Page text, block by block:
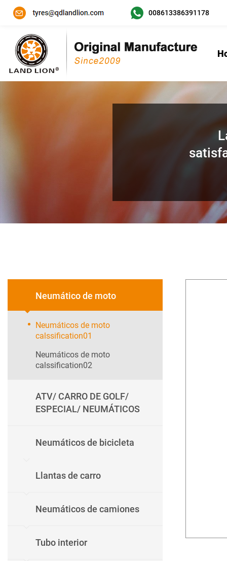
008613386391178
Neumático de moto
Neumáticos de moto
calssification01
Neumáticos de moto
calssification02
ATV/ CARRO DE GOLF/
ESPECIAL/ NEUMÁTICOS
Neumáticos de bicicleta
Llantas de carro
Neumáticos de camiones
Tubo interior